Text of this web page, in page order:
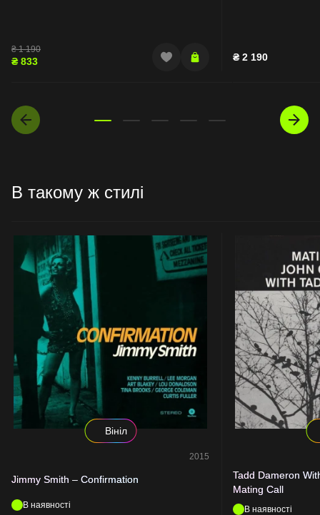
₴1 190
₴ 833 ₴ 2 190
В такому ж стилі
Вініл
2015
Jimmy Smith – Confirmation
В наявності
Tadd Dameron
Mating Call
В наявності